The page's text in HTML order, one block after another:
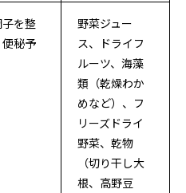
を整
秘予
野菜ジュー
ス、ドライフ
ルーツ、海藻
類（乾燥わか
めなど）、フ
リーズドライ
野菜、乾物
（切り干し大
根、高野豆